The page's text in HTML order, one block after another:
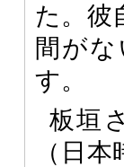
た。彼
間が
す。
板垣
（日